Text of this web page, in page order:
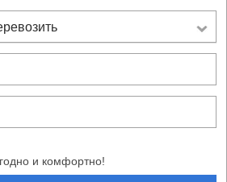
й
у
и комфортно!